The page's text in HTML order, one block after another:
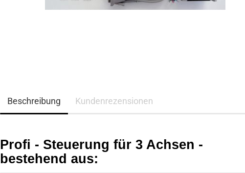
Beschreibung Kundenrezensionen
Profi - Steuerung für 3 Achsen -
bestehend aus: